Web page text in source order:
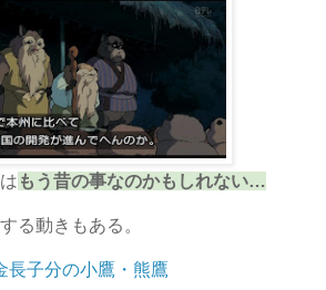
もう昔の事なのかもしれない…
る動きもある。
長子分の小鷹・熊鷹